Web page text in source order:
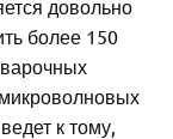
довольно
более 150
к тому,